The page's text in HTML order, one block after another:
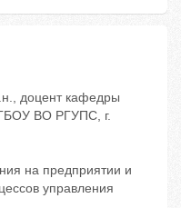
доцент кафедры
ВО РГУПС, г.
на предприятии и
управления